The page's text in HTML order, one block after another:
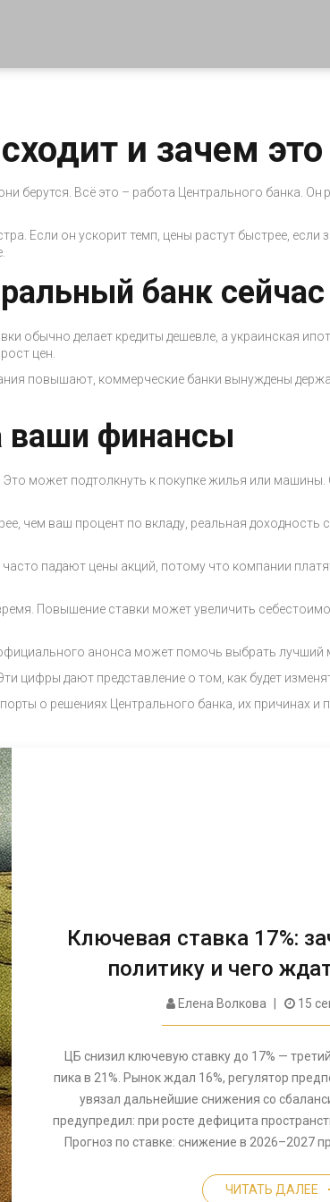
и зачем
берутся. Всё это – работа Центрального банка. Он
Если он ускорит темп, цены растут быстрее,
банк сейчас
обычно делает кредиты дешевле, а украинская
цен.
повышают, коммерческие банки вынуждены
ваши финансы
Это может подтолкнуть к покупке жилья или
чем ваш процент по вкладу, реальная доходность
падают цены акций, потому что компании
Повышение ставки может увеличить
анонса может помочь выбрать лучший
цифры дают представление о том, как будет
о решениях Центрального банка, их причинах и
Ключевая ставка 17%:
политику и чего
Елена Волкова 15
ЦБ снизил ключевую ставку до 17% —
пика в 21%. Рынок ждал 16%, регулятор
увязал дальнейшие снижения со
предупредил: при росте дефицита
Прогноз по ставке: снижение в 2026–2027
ЧИТАТЬ ДАЛЕЕ